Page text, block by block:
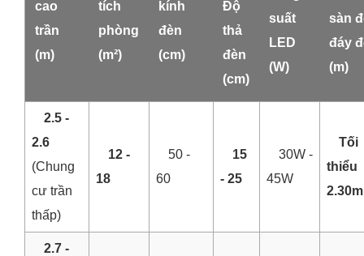
cao
trần
(m)
tích
phòng
(m²)
kính
đèn
(cm)
Độ
thả
đèn
(cm)
suất
LED
(W)
sàn
đáy
(m)
2.5 -
2.6
(Chung
cư trần
thấp)
12 -
18
50 -
60
15
- 25
30W -
45W
Tối
thiểu
2.30m
2.7 -